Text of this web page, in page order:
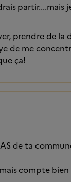
prendre de
de me
ça!
de ta
compte